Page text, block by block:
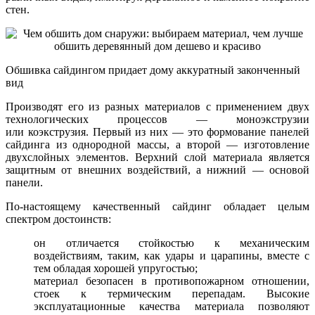
стен.
Обшивка сайдингом придает дому аккуратный законченный
вид
Производят его из разных материалов с применением двух
технологических процессов — моноэкструзии
или коэкструзия. Первый из них — это формование панелей
сайдинга из однородной массы, а второй — изготовление
двухслойных элементов. Верхний слой материала является
защитным от внешних воздействий, а нижний — основой
панели.
По-настоящему качественный сайдинг обладает целым
спектром достоинств:
он отличается стойкостью к механическим
воздействиям, таким, как удары и царапины, вместе с
тем обладая хорошей упругостью;
материал безопасен в противопожарном отношении,
стоек к термическим перепадам. Высокие
эксплуатационные качества материала позволяют